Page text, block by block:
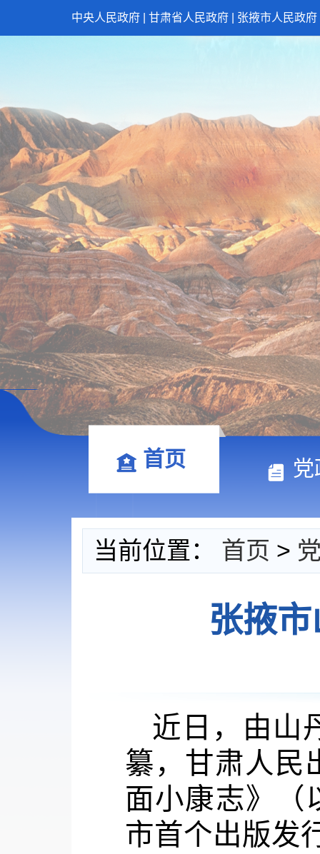
中央人民政府 甘肃省人民政府 张掖市人民政府
首页 党
当前位置： 首页 >
张掖
近日，由山
纂，甘肃人民
面小康志》（
市首个出版发